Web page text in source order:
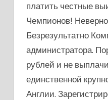
платить честные
Чемпионов! Неверно
Безрезультатно
администратора.
рублей и не
единственной
Англии.